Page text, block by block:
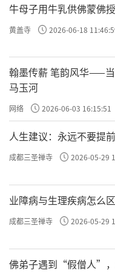
牛母子用牛乳供佛蒙佛
黄盖寺 2026-06-18
翰墨传薪 笔韵风华——
马玉河
网络 2026-06-03 16:15:51
人生建议：永远不要提
成都三圣禅寺 2026-05-29
业障病与生理疾病怎么区
成都三圣禅寺 2026-05-29
佛弟子遇到“假僧人”，